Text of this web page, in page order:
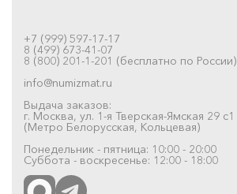
+7 (999) 597-17-17
8 (499) 673-41-07
8 (800) 201-1-201 (бесплатно по России)
info@numizmat.ru
Выдача заказов:
г. Москва, ул. 1-я Тверская-Ямская 29 с1
(Метро Белорусская, Кольцевая)
Понедельник - пятница: 10:00 - 20:00
Суббота - воскресенье: 12:00 - 18:00